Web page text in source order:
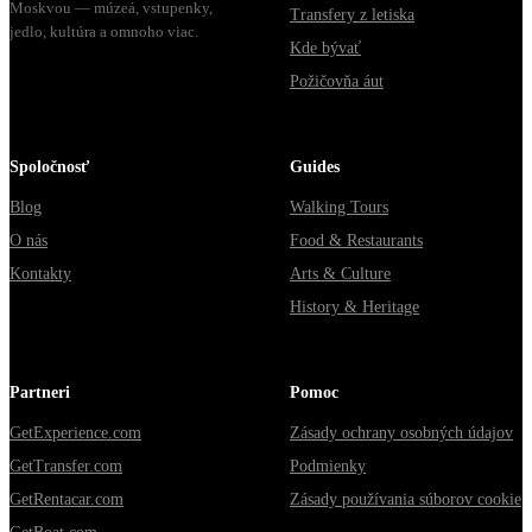
Moskvou — múzeá, vstupenky,
jedlo, kultúra a omnoho viac.
Transfery z letiska
Kde bývať
Požičovňa áut
Spoločnosť
Blog
O nás
Kontakty
Guides
Walking Tours
Food & Restaurants
Arts & Culture
History & Heritage
Partneri
GetExperience.com
GetTransfer.com
GetRentacar.com
Pomoc
Zásady ochrany osobných údajov
Podmienky
Zásady používania súborov cookie